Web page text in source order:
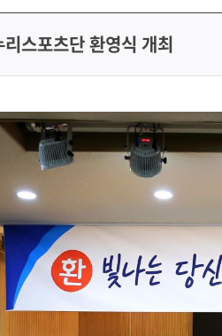
소셜미디어
스포츠단 환영식 개최